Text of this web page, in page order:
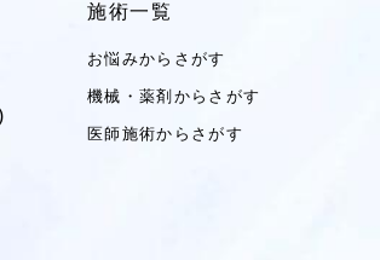
施術一覧
お悩みからさがす
機械・薬剤からさがす
医師施術からさがす